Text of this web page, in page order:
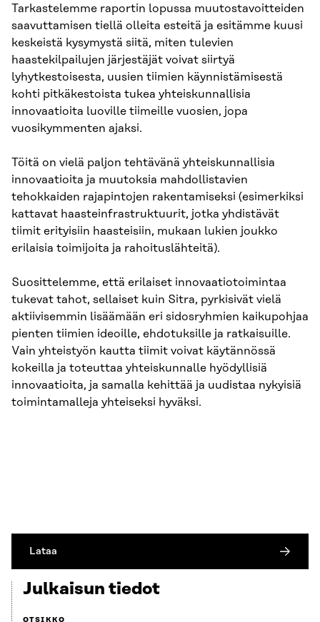
Tarkastelemme raportin lopussa muutostavoitteiden
saavuttamisen tiellä olleita esteitä ja esitämme kuusi
keskeistä kysymystä siitä, miten tulevien
haastekilpailujen järjestäjät voivat siirtyä
lyhytkestoisesta, uusien tiimien käynnistämisestä
kohti pitkäkestoista tukea yhteiskun­nallisia
innovaatioita luoville tiimeille vuosien, jopa
vuosikymmenten ajaksi.
Töitä on vielä paljon tehtävänä yhteiskunnallisia
innovaatioita ja muutoksia mahdollista­vien
tehokkaiden rajapintojen rakentamiseksi (esimerkiksi
kattavat haasteinfrastruktuurit, jotka yhdistävät
tiimit erityisiin haasteisiin, mukaan lukien joukko
erilaisia toimijoita ja rahoi­tuslähteitä).
Suosittelemme, että erilaiset innovaatiotoimintaa
tukevat tahot, sellaiset kuin Sitra, pyrkisi­vät vielä
aktiivisemmin lisäämään eri sidosryhmien kaikupohjaa
pienten tiimien ideoille, ehdotuksille ja ratkaisuille.
Vain yhteistyön kautta tiimit voivat käytännössä
kokeilla ja toteut­taa yhteiskunnalle hyödyllisiä
innovaatioita, ja samalla kehittää ja uudistaa nykyisiä
toiminta­malleja yhteiseksi hyväksi.
Lataa
Julkaisun tiedot
OTSIKKO